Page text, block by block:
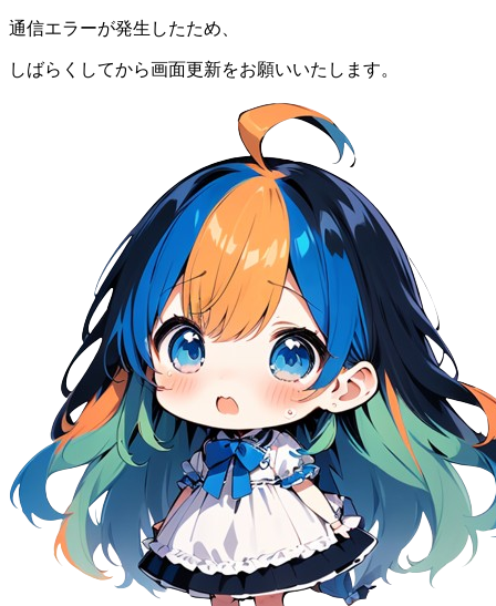
通信エラーが発生したため、
しばらくしてから画面更新をお願いいたします。